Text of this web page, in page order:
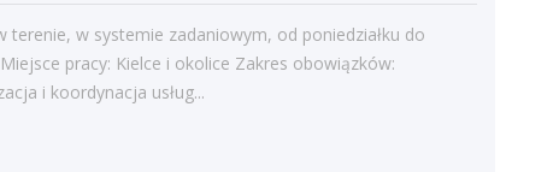
paszowych dla bydła na powierzonym
terenie....
terenie, w systemie zadaniowym, od poniedziałku do
pracy: Kielce i okolice Zakres obowiązków:
i koordynacja usług...